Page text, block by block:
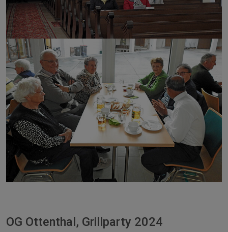
OG Ottenthal, Grillparty 2024